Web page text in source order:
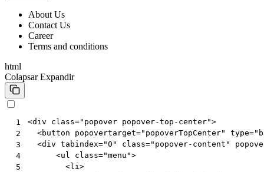
About Us
Contact Us
Career
Terms and conditions
html
Colapsar Expandir
1
2
3
4
5
<div class="popover popover-top-center">
<button popovertarget="popoverTopCenter" type=
<div tabindex="0" class="popover-content"
<ul class="menu">
<li>